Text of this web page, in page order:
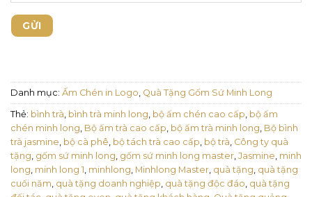
Danh mục: Ấm Chén in Logo, Quà Tặng Gốm Sứ Minh Long
Thẻ: bình trà, bình trà minh long, bộ ấm chén cao cấp, bộ ấm
chén minh long, Bộ ấm trà cao cấp, bộ ấm trà minh long, Bộ bình
trà jasmine, bộ cà phê, bộ tách trà cao cấp, bộ trà, Công ty quà
tặng, gốm sứ minh long, gốm sứ minh long master, Jasmine, minh
long, minh long 1, minhlong, Minhlong Master, quà tặng, quà tặng
cuối năm, quà tặng doanh nghiệp, quà tặng độc đáo, quà tặng